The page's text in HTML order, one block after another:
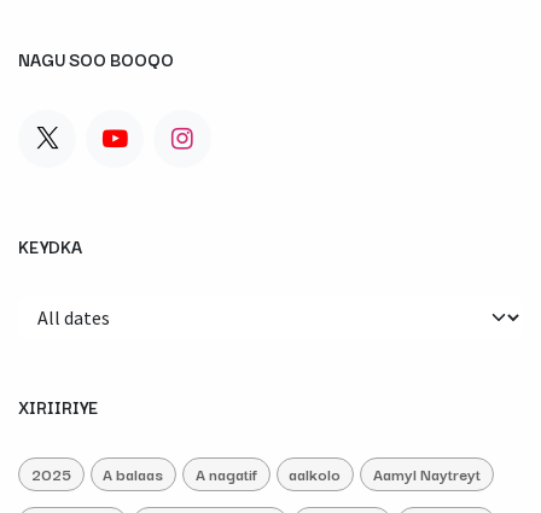
NAGU SOO BOOQO
KEYDKA
XIRIIRIYE
2025 A balaas A nagatif aalkolo Aamyl Naytreyt